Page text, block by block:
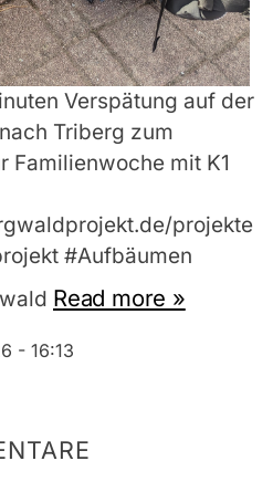
Verspätung auf der
Triberg zum
Familienwoche mit K1
projekte
#Aufbäumen
Read more »
- 16:13